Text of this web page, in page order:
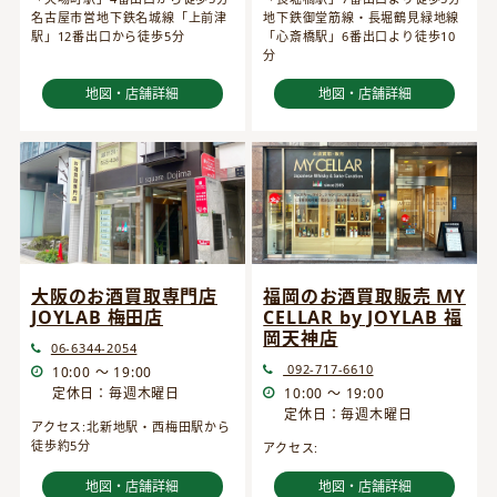
名古屋市営地下鉄名城線「上前津
駅」12番出口から徒歩5分
地図・店舗詳細
地下鉄御堂筋線・長堀鶴見緑地線
「心斎橋駅」6番出口より徒歩10
分
地図・店舗詳細
大阪のお酒買取専門店
JOYLAB 梅田店
06-6344-2054
10:00 ～ 19:00
定休日：毎週木曜日
アクセス:北新地駅・西梅田駅から
徒歩約5分
地図・店舗詳細
福岡のお酒買取販売 MY
CELLAR by JOYLAB 福
岡天神店
092-717-6610
10:00 ～ 19:00
定休日：毎週木曜日
アクセス:
地図・店舗詳細